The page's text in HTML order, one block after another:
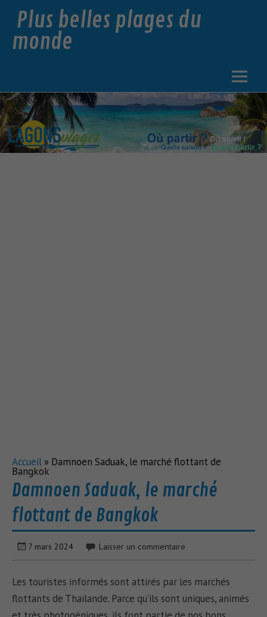
Plus belles plages du
monde
Accueil » Damnoen Saduak, le marché flottant de
Bangkok
Damnoen Saduak, le marché
flottant de Bangkok
7 mars 2024 Laisser un commentaire
Les touristes informés sont attirés par les marchés
flottants de Thaïlande. Parce qu’ils sont uniques, animés